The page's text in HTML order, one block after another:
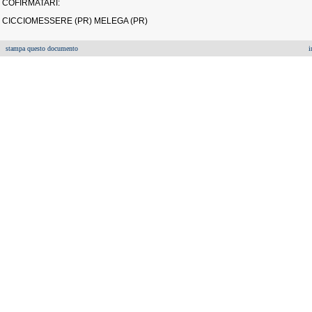
COFIRMATARI:
CICCIOMESSERE (PR) MELEGA (PR)
stampa questo documento